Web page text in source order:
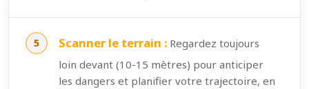
Scanner le terrain : Regardez toujours
loin devant (10-15 mètres) pour anticiper
les dangers et planifier votre trajectoire, en